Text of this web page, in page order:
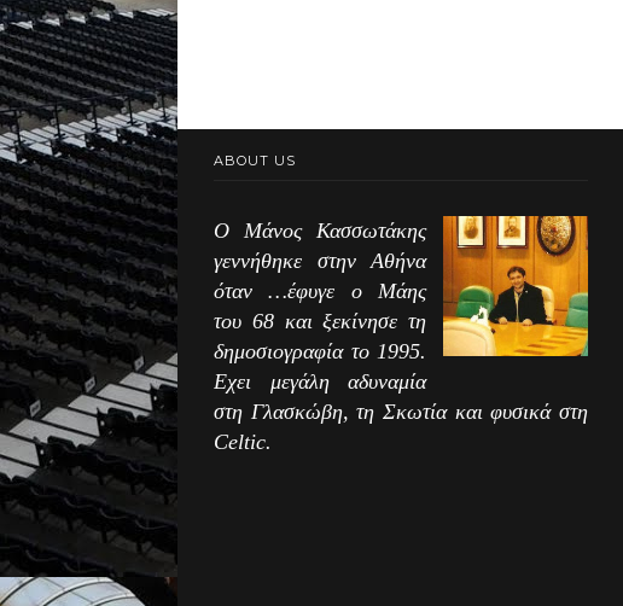
ABOUT US
Ο Μάνος Κασσωτάκης
γεννήθηκε στην Αθήνα
όταν …έφυγε ο Μάης
του 68 και ξεκίνησε τη
δημοσιογραφία το 1995.
Εχει μεγάλη αδυναμία
στη Γλασκώβη, τη Σκωτία και φυσικά στη
Celtic.